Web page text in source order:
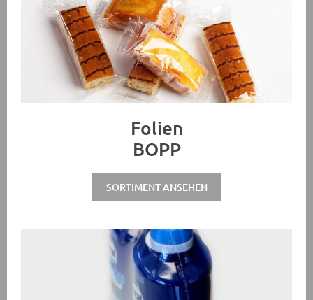
Folien
BOPP
SORTIMENT ANSEHEN